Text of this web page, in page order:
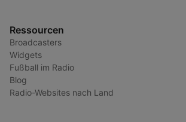
Ressourcen
Broadcasters
Widgets
Fußball im Radio
Blog
Radio-Websites nach Land